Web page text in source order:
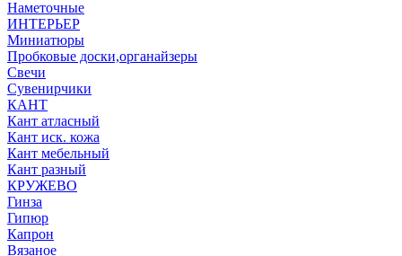
Наметочные
ИНТЕРЬЕР
Миниатюры
Пробковые доски,органайзеры
Свечи
Сувенирчики
КАНТ
Кант атласный
Кант иск. кожа
Кант мебельный
Кант разный
КРУЖЕВО
Гинза
Гипюр
Капрон
Вязаное